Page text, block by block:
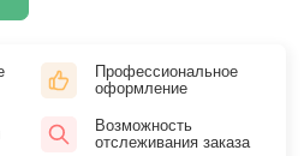
Профессиональное
оформление
Возможность
отслеживания заказа